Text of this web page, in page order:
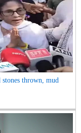
stones thrown, mud